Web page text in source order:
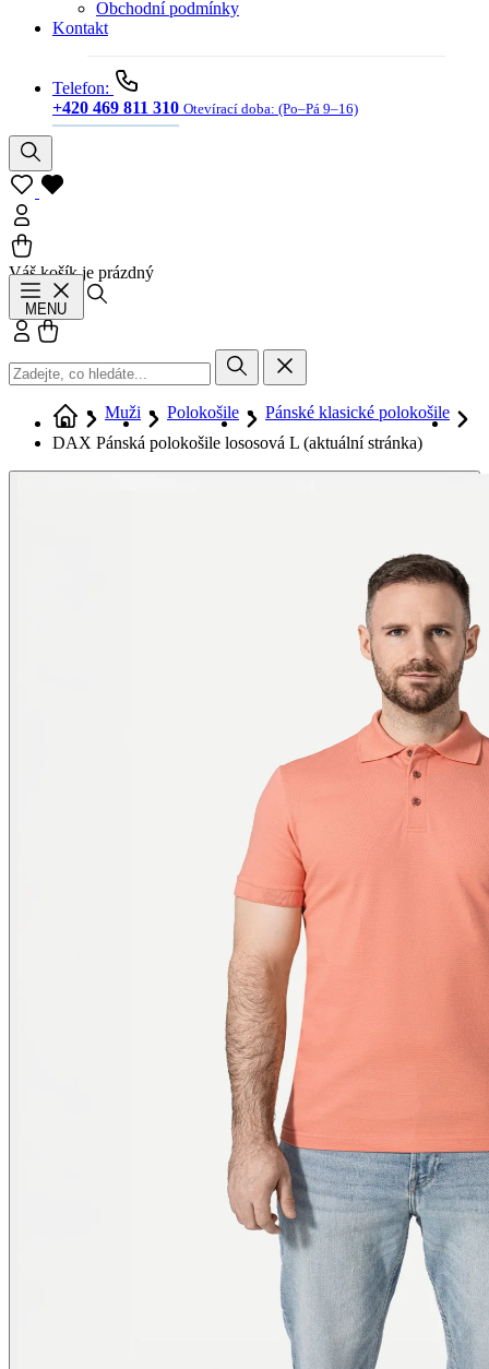
Obchodní podmínky
Kontakt
Telefon:
+420 469 811 310 Otevírací doba: (Po–Pá 9–16)
Váš košík je prázdný
MENU
Přihlásit se
Muži Polokošile
Pánské klasické polokošile
DAX Pánská polokošile lososová L (aktuální stránka)